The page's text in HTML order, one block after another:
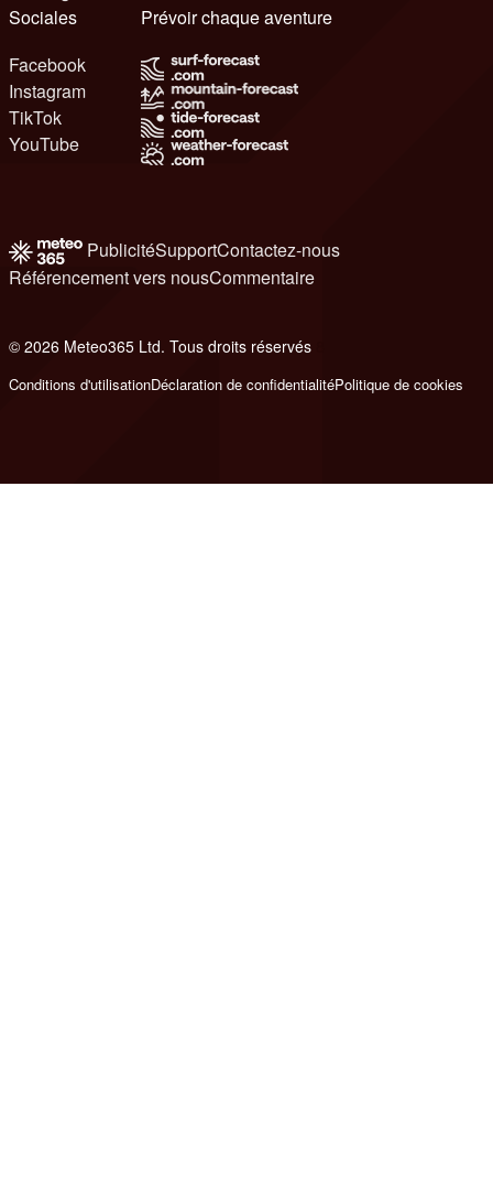
Sociales
Facebook
Instagram
TikTok
YouTube
Prévoir chaque aventure
PublicitéSupportContactez-nous
Référencement vers nousCommentaire
© 2026 Meteo365 Ltd. Tous droits réservés
Conditions d'utilisationDéclaration de confidentialitéPolitique de cookies